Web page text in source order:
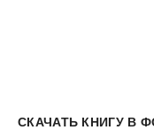
СКАЧАТЬ КНИГУ В